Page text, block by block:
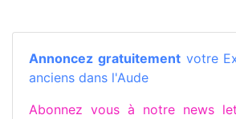
Annoncez gratuitementvotre
anciens dans l'Aude
Abonnez vous à notre news